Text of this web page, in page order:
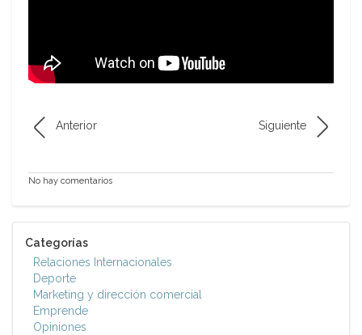
Anterior Siguiente
No hay comentarios
Categorías
Relaciones Internacionales
Deporte
Marketing y dirección comercial
Emprende
Opiniones